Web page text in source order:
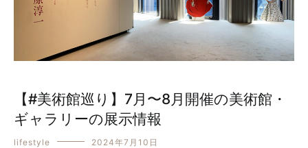
【#美術館巡り】7月〜8月開催の美術館・
ギャラリーの展示情報
lifestyle 2024年7月10日